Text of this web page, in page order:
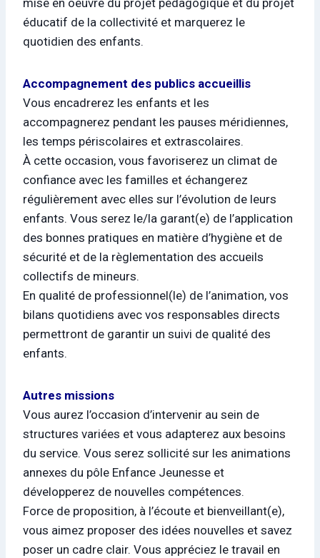
éducatif de la collectivité et marquerez le
quotidien des enfants.
Accompagnement des publics accueillis
Vous encadrerez les enfants et les
accompagnerez pendant les pauses méridiennes,
les temps périscolaires et extrascolaires.
À cette occasion, vous favoriserez un climat de
confiance avec les familles et échangerez
régulièrement avec elles sur l’évolution de leurs
enfants. Vous serez le/la garant(e) de l’application
des bonnes pratiques en matière d’hygiène et de
sécurité et de la règlementation des accueils
collectifs de mineurs.
En qualité de professionnel(le) de l’animation, vos
bilans quotidiens avec vos responsables directs
permettront de garantir un suivi de qualité des
enfants.
Autres missions
Vous aurez l’occasion d’intervenir au sein de
structures variées et vous adapterez aux besoins
du service. Vous serez sollicité sur les animations
annexes du pôle Enfance Jeunesse et
développerez de nouvelles compétences.
Force de proposition, à l’écoute et bienveillant(e),
vous aimez proposer des idées nouvelles et savez
poser un cadre clair. Vous appréciez le travail en